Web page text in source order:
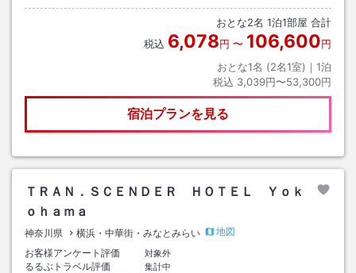
おとな2名 1泊1部屋 合計
税込 6,078円 〜 106,600円
おとな1名 (2名1室)｜ 1泊
税込 3,039円〜53,300円
宿泊プランを見る
ＴＲＡＮ．ＳＣＥＮＤＥＲ ＨＯＴＥＬ Ｙｏｋ
ｏｈａｍａ
神奈川県 横浜・中華街・みなとみらい
地図
お客様アンケート評価
対象外
るるぶトラベル評価
集計中